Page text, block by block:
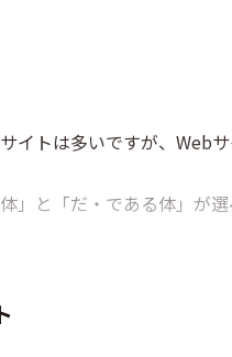
イトは多いですが、Web
」と「だ・である体」が選